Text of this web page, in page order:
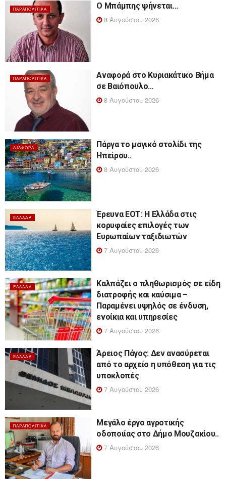
ΠΑΡΑΠΟΛΙΤΙΚΆ
Ο Μπάμπης ψήνεται…
8 Αυγούστου 2026
ΠΑΡΑΠΟΛΙΤΙΚΆ
Αναφορά στο Κυριακάτικο Βήμα
σε Βαιόπουλο…
8 Αυγούστου 2026
ΔΙΆΦΟΡΑ
Πάργα το μαγικό στολίδι της
Ηπείρου..
8 Αυγούστου 2026
ΕΛΛΆΔΑ
Έρευνα ΕΟΤ: Η Ελλάδα στις
κορυφαίες επιλογές των
Ευρωπαίων ταξιδιωτών
7 Αυγούστου 2026
ΕΛΛΆΔΑ
Καλπάζει ο πληθωρισμός σε είδη
διατροφής και καύσιμα –
Παραμένει υψηλός σε ένδυση,
ενοίκια και υπηρεσίες
7 Αυγούστου 2026
ΕΛΛΆΔΑ
Άρειος Πάγος: Δεν ανασύρεται
από το αρχείο η υπόθεση για τις
υποκλοπές
7 Αυγούστου 2026
ΠΑΡΑΠΟΛΙΤΙΚΆ
Μεγάλο έργο αγροτικής
οδοποιίας στο Δήμο Μουζακίου..
7 Αυγούστου 2026